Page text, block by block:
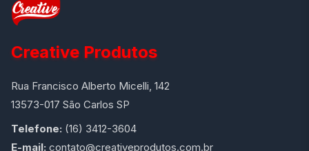
Creative Produtos
Rua Francisco Alberto Micelli, 142
13573-017 São Carlos SP
Telefone: (16) 3412-3604
E-mail: contato@creativeprodutos.com.br